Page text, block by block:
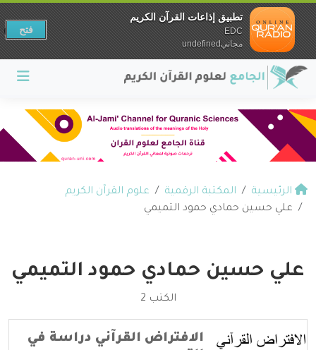
الرئيسية المكتبة الرقمية
علوم القرآن الكريم
علي حسين حمادي حمود التميمي
علي حسين حمادي حمود التميمي
الكتب 2
الافتراض القرآني دراسة في
تطبيق إذاعات القرآن الكريم
EDC
مجانيundefined
فتح